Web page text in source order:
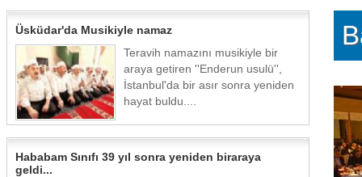
Üsküdar'da Musikiyle namaz
Teravih namazını musikiyle bir
araya getiren ''Enderun usulü'',
İstanbul'da bir asır sonra yeniden
hayat buldu....
Hababam Sınıfı 39 yıl sonra yeniden biraraya
geldi...